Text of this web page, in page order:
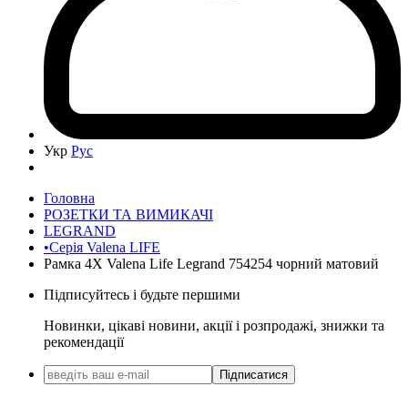
Укр Рус
Головна
РОЗЕТКИ ТА ВИМИКАЧІ
LEGRAND
•Серія Valena LIFE
Рамка 4Х Valena Life Legrand 754254 чорний матовий
Підписуйтесь і будьте першими
Новинки, цікаві новини, акції і розпродажі, знижки та
рекомендації
Підписатися